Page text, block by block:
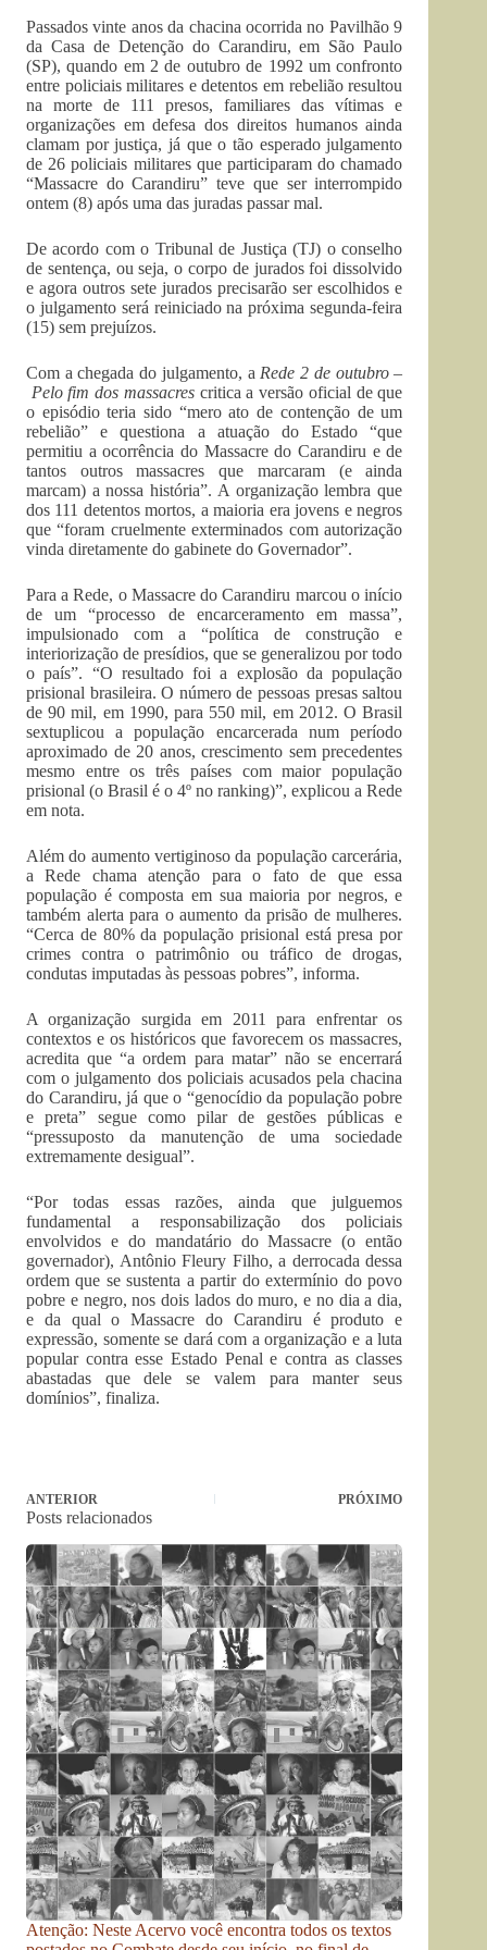
Passados vinte anos da chacina ocorrida no Pavilhão 9
da Casa de Detenção do Carandiru, em São Paulo
(SP), quando em 2 de outubro de 1992 um confronto
entre policiais militares e detentos em rebelião resultou
na morte de 111 presos, familiares das vítimas e
organizações em defesa dos direitos humanos ainda
clamam por justiça, já que o tão esperado julgamento
de 26 policiais militares que participaram do chamado
“Massacre do Carandiru” teve que ser interrompido
ontem (8) após uma das juradas passar mal.
De acordo com o Tribunal de Justiça (TJ) o conselho
de sentença, ou seja, o corpo de jurados foi dissolvido
e agora outros sete jurados precisarão ser escolhidos e
o julgamento será reiniciado na próxima segunda-feira
(15) sem prejuízos.
Com a chegada do julgamento, a Rede 2 de outubro –
Pelo fim dos massacrescritica a versão oficial de que
o episódio teria sido “mero ato de contenção de um
rebelião” e questiona a atuação do Estado “que
permitiu a ocorrência do Massacre do Carandiru e de
tantos outros massacres que marcaram (e ainda
marcam) a nossa história”. A organização lembra que
dos 111 detentos mortos, a maioria era jovens e negros
que “foram cruelmente exterminados com autorização
vinda diretamente do gabinete do Governador”.
Para a Rede, o Massacre do Carandiru marcou o início
de um “processo de encarceramento em massa”,
impulsionado com a “política de construção e
interiorização de presídios, que se generalizou por todo
o país”. “O resultado foi a explosão da população
prisional brasileira. O número de pessoas presas saltou
de 90 mil, em 1990, para 550 mil, em 2012. O Brasil
sextuplicou a população encarcerada num período
aproximado de 20 anos, crescimento sem precedentes
mesmo entre os três países com maior população
prisional (o Brasil é o 4º no ranking)”, explicou a Rede
em nota.
Além do aumento vertiginoso da população carcerária,
a Rede chama atenção para o fato de que essa
população é composta em sua maioria por negros, e
também alerta para o aumento da prisão de mulheres.
“Cerca de 80% da população prisional está presa por
crimes contra o patrimônio ou tráfico de drogas,
condutas imputadas às pessoas pobres”, informa.
A organização surgida em 2011 para enfrentar os
contextos e os históricos que favorecem os massacres,
acredita que “a ordem para matar” não se encerrará
com o julgamento dos policiais acusados pela chacina
do Carandiru, já que o “genocídio da população pobre
e preta” segue como pilar de gestões públicas e
“pressuposto da manutenção de uma sociedade
extremamente desigual”.
“Por todas essas razões, ainda que julguemos
fundamental a responsabilização dos policiais
envolvidos e do mandatário do Massacre (o então
governador), Antônio Fleury Filho, a derrocada dessa
ordem que se sustenta a partir do extermínio do povo
pobre e negro, nos dois lados do muro, e no dia a dia,
e da qual o Massacre do Carandiru é produto e
expressão, somente se dará com a organização e a luta
popular contra esse Estado Penal e contra as classes
abastadas que dele se valem para manter seus
domínios”, finaliza.
ANTERIOR PRÓXIMO
Posts relacionados
Atenção: Neste Acervo você encontra todos os textos